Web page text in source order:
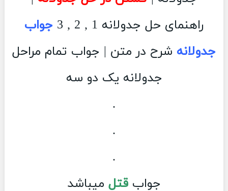
راهنمای حل جدولانه 1 , 2 , 3
جواب
جدولانه شرح در متن | جواب تمام مراحل
جدولانه یک دو سه
.
.
.
جواب قتل میباشد